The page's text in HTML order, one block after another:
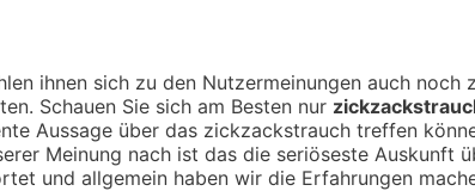
ihnen sich zu den Nutzermeinungen auch noch
Schauen Sie sich am Besten nur
Aussage über das zickzackstrauch treffen
Meinung nach ist das die seriöseste Auskunft
und allgemein haben wir die Erfahrungen